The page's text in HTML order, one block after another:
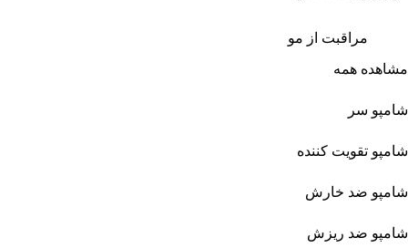
مراقبت از مو
مشاهده همه
شامپو سر
شامپو تقویت کننده
شامپو ضد خارش
شامپو ضد ریزش